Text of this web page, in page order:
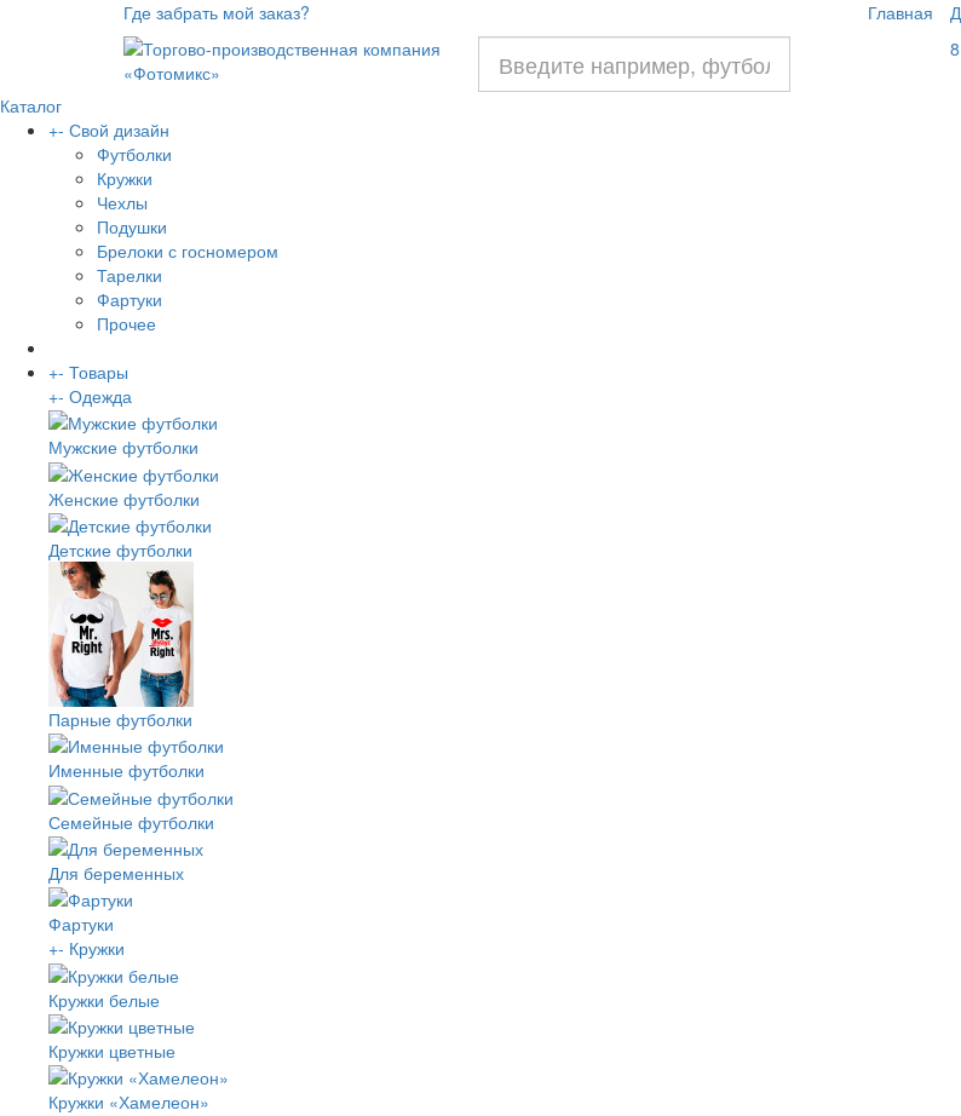
Где забрать мой заказ? Главная
Каталог
+- Свой дизайн
Футболки
Кружки
Чехлы
Подушки
Брелоки с госномером
Тарелки
Фартуки
Прочее
+- Товары
+- Одежда
Мужские футболки
Женские футболки
Детские футболки
Парные футболки
Именные футболки
Семейные футболки
Для беременных
Фартуки
+- Кружки
Кружки белые
Кружки цветные
Кружки «Хамелеон»